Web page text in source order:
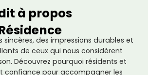
à propos
sincères, des impressions durables et
de ceux qui nous considèrent
Découvrez pourquoi résidents et
confiance pour accompagner les